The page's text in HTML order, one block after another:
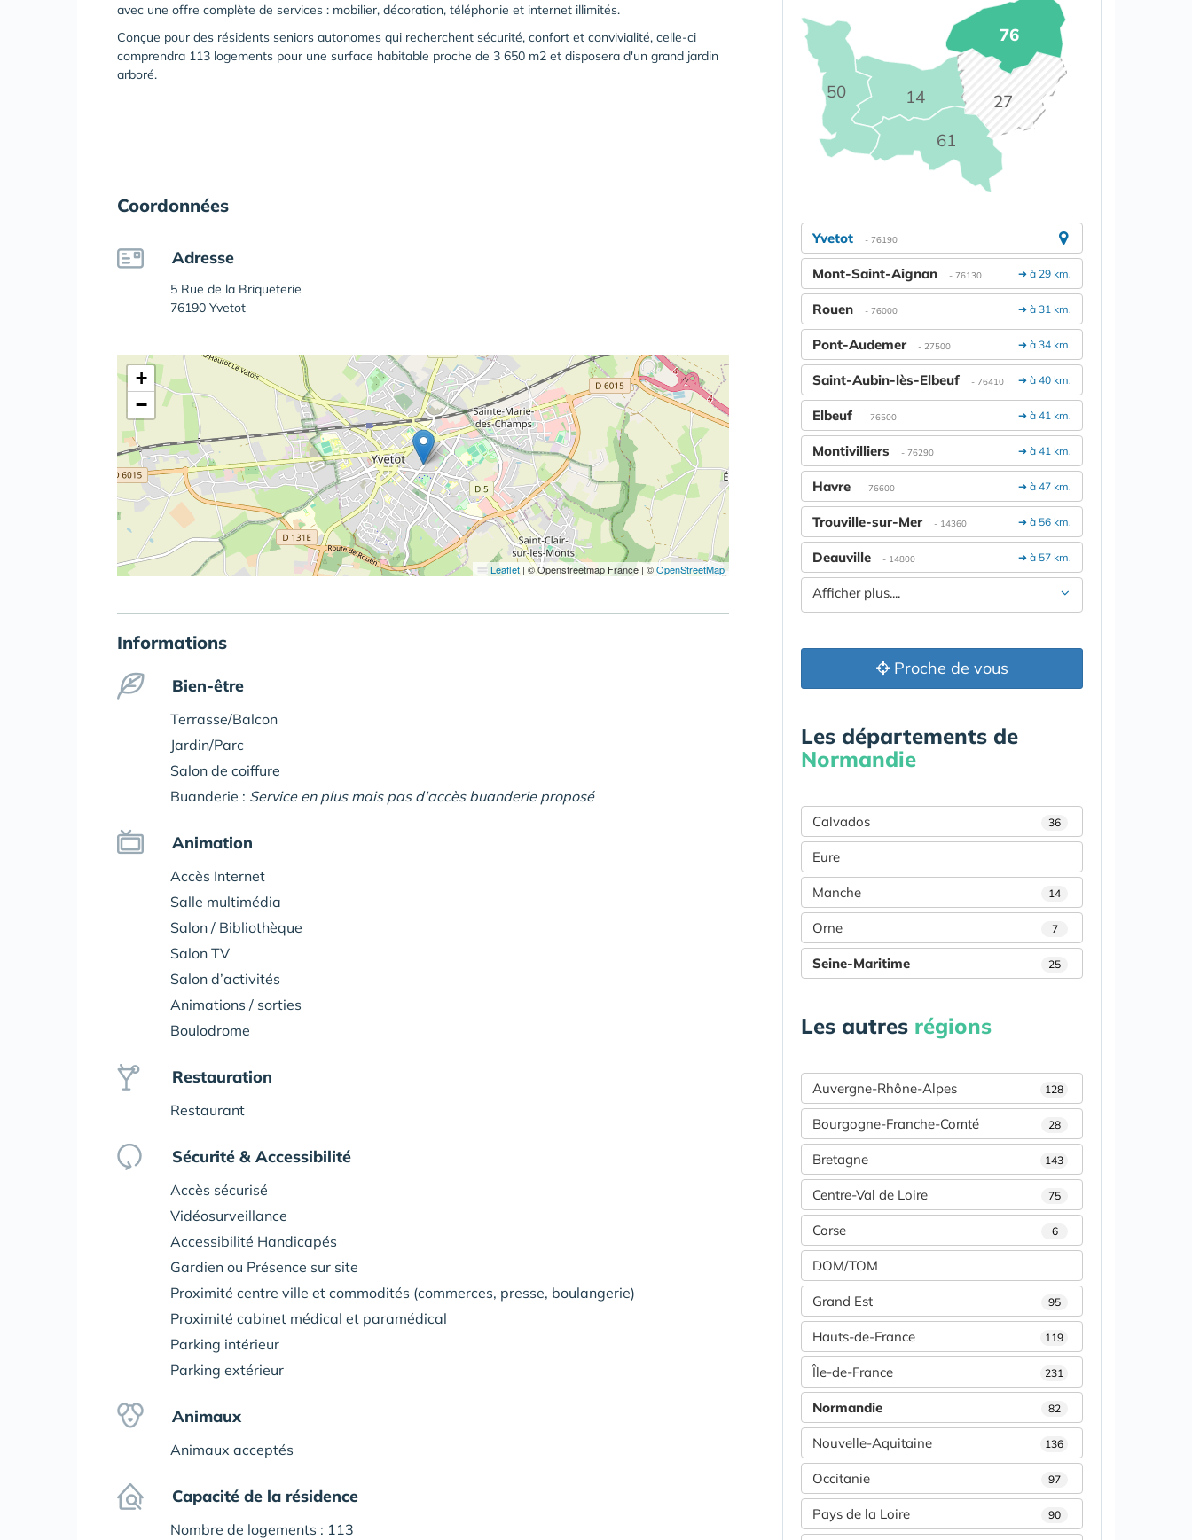
avec une offre complète de services : mobilier, décoration, téléphonie et internet illimités.
Conçue pour des résidents seniors autonomes qui recherchent sécurité, confort et convivialité, celle-ci
comprendra 113 logements pour une surface habitable proche de 3 650 m2 et disposera d'un grand jardin
arboré.
Coordonnées
Adresse
5 Rue de la Briqueterie
76190 Yvetot
+
−
Leaflet | © Openstreetmap France | ©OpenStreetMap
Informations
Bien-être
Terrasse/Balcon
Jardin/Parc
Salon de coiffure
Buanderie : Service en plus mais pas d'accès buanderie proposé
Animation
Accès Internet
Salle multimédia
Salon / Bibliothèque
Salon TV
Salon d’activités
Animations / sorties
Boulodrome
Restauration
Restaurant
Sécurité & Accessibilité
Accès sécurisé
Vidéosurveillance
Accessibilité Handicapés
Gardien ou Présence sur site
Proximité centre ville et commodités (commerces, presse, boulangerie)
Proximité cabinet médical et paramédical
Parking intérieur
Parking extérieur
Animaux
Animaux acceptés
Capacité de la résidence
Nombre de logements : 113
14 27
50
61
76
Yvetot - 76190
➔ à 29 km.
Mont-Saint-Aignan - 76130
➔ à 31 km.
Rouen - 76000
➔ à 34 km.
Pont-Audemer - 27500
➔ à 40 km.
Saint-Aubin-lès-Elbeuf - 76410
➔ à 41 km.
Elbeuf - 76500
➔ à 41 km.
Montivilliers - 76290
➔ à 47 km.
Havre - 76600
➔ à 56 km.
Trouville-sur-Mer - 14360
➔ à 57 km.
Deauville - 14800
Afficher plus....
Proche de vous
Les départements de
Normandie
Calvados 36
Eure
Manche 14
Orne 7
Seine-Maritime 25
Les autres régions
Auvergne-Rhône-Alpes 128
Bourgogne-Franche-Comté 28
Bretagne 143
Centre-Val de Loire 75
Corse 6
DOM/TOM
Grand Est 95
Hauts-de-France 119
Île-de-France 231
Normandie 82
Nouvelle-Aquitaine 136
Occitanie 97
Pays de la Loire 90